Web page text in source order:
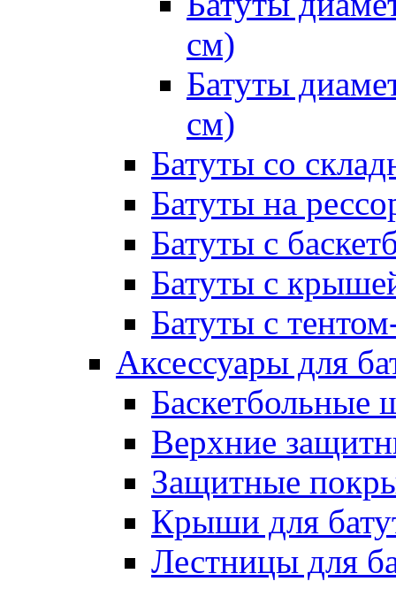
см)
Батуты
см)
Батуты со
Батуты на
Батуты с
Батуты с
Батуты с
Аксессуары для
Баскетбольные
Верхние
Защитные
Крыши для
Лестницы для